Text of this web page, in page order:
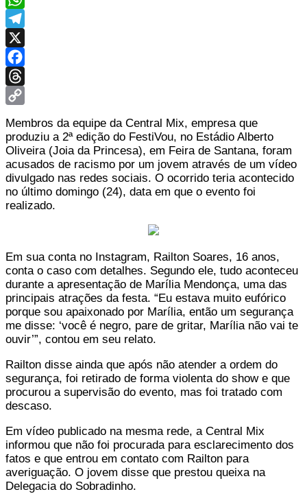
WhatsApp
Telegram
X
Facebook
Threads
Link
Membros da equipe da Central Mix, empresa que
produziu a 2ª edição do FestiVou, no Estádio Alberto
Oliveira (Joia da Princesa), em Feira de Santana, foram
acusados de racismo por um jovem através de um vídeo
divulgado nas redes sociais. O ocorrido teria acontecido
no último domingo (24), data em que o evento foi
realizado.
Em sua conta no Instagram, Railton Soares, 16 anos,
conta o caso com detalhes. Segundo ele, tudo aconteceu
durante a apresentação de Marília Mendonça, uma das
principais atrações da festa. “Eu estava muito eufórico
porque sou apaixonado por Marília, então um segurança
me disse: ‘você é negro, pare de gritar, Marília não vai te
ouvir’”, contou em seu relato.
Railton disse ainda que após não atender a ordem do
segurança, foi retirado de forma violenta do show e que
procurou a supervisão do evento, mas foi tratado com
descaso.
Em vídeo publicado na mesma rede, a Central Mix
informou que não foi procurada para esclarecimento dos
fatos e que entrou em contato com Railton para
averiguação. O jovem disse que prestou queixa na
Delegacia do Sobradinho.